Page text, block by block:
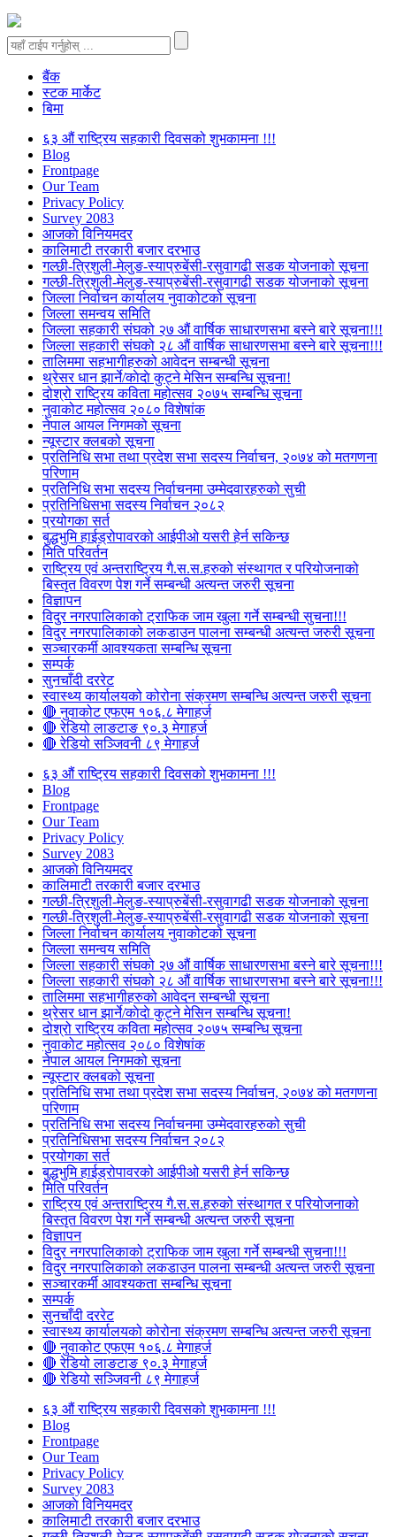
बैंक
स्टक मार्केट
बिमा
६३ औं राष्ट्रिय सहकारी दिवसको शुभकामना !!!
Blog
Frontpage
Our Team
Privacy Policy
Survey 2083
आजकाे विनियमदर
कालिमाटी तरकारी बजार दरभाउ
गल्छी-त्रिशुली-मेलुङ-स्याप्रुबेंसी-रसुवागढी सडक योजनाको सूचना
गल्छी-त्रिशुली-मेलुङ-स्याप्रुबेंसी-रसुवागढी सडक योजनाको सूचना
जिल्ला निर्वाचन कार्यालय नुवाकोटको सूचना
जिल्ला समन्वय समिति
जिल्ला सहकारी संघको २७ औं वार्षिक साधारणसभा बस्ने बारे सूचना!!!
जिल्ला सहकारी संघको २८ औं वार्षिक साधारणसभा बस्ने बारे सूचना!!!
तालिममा सहभागीहरुको आवेदन सम्बन्धी सूचना
थ्रेसर धान झार्ने/काेदाे कुट्ने मेसिन सम्बन्धि सूचना!
दोश्रो राष्ट्रिय कविता महोत्सव २०७५ सम्बन्धि सूचना
नुवाकोट महोत्सव २०८० विशेषांक
नेपाल आयल निगमको सूचना
न्यूस्टार क्लबको सूचना
प्रतिनिधि सभा तथा प्रदेश सभा सदस्य निर्वाचन, २०७४ को मतगणना
परिणाम
प्रतिनिधि सभा सदस्य निर्वाचनमा उम्मेदवारहरुको सुची
प्रतिनिधिसभा सदस्य निर्वाचन २०८२
प्रयोगका सर्त
बुद्धभुमि हाईड्रोपावरको आईपीओ यसरी हेर्न सकिन्छ
मिति परिवर्तन
राष्ट्रिय एवं अन्तराष्ट्रिय गै.स.स.हरुको संस्थागत र परियोजनाको
बिस्तृत विवरण पेश गर्ने सम्बन्धी अत्यन्त जरुरी सूचना
विज्ञापन
विदुर नगरपालिकाको ट्राफिक जाम खुला गर्ने सम्बन्धी सुचना!!!
विदुर नगरपालिकाको लकडाउन पालना सम्बन्धी अत्यन्त जरुरी सूचना
सञ्चारकर्मी आवश्यकता सम्बन्धि सूचना
सम्पर्क
सुनचाँदी दररेट
स्वास्थ्य कार्यालयको कोरोना संक्रमण सम्बन्धि अत्यन्त जरुरी सूचना
🔴 नुवाकोट एफएम १०६.८ मेगाहर्ज
🔴 रेडियो लाङटाङ ९०.३ मेगाहर्ज
🔴 रेडियो सञ्जिवनी ८९ मेगाहर्ज
६३ औं राष्ट्रिय सहकारी दिवसको शुभकामना !!!
Blog
Frontpage
Our Team
Privacy Policy
Survey 2083
आजकाे विनियमदर
कालिमाटी तरकारी बजार दरभाउ
गल्छी-त्रिशुली-मेलुङ-स्याप्रुबेंसी-रसुवागढी सडक योजनाको सूचना
गल्छी-त्रिशुली-मेलुङ-स्याप्रुबेंसी-रसुवागढी सडक योजनाको सूचना
जिल्ला निर्वाचन कार्यालय नुवाकोटको सूचना
जिल्ला समन्वय समिति
जिल्ला सहकारी संघको २७ औं वार्षिक साधारणसभा बस्ने बारे सूचना!!!
जिल्ला सहकारी संघको २८ औं वार्षिक साधारणसभा बस्ने बारे सूचना!!!
तालिममा सहभागीहरुको आवेदन सम्बन्धी सूचना
थ्रेसर धान झार्ने/काेदाे कुट्ने मेसिन सम्बन्धि सूचना!
दोश्रो राष्ट्रिय कविता महोत्सव २०७५ सम्बन्धि सूचना
नुवाकोट महोत्सव २०८० विशेषांक
नेपाल आयल निगमको सूचना
न्यूस्टार क्लबको सूचना
प्रतिनिधि सभा तथा प्रदेश सभा सदस्य निर्वाचन, २०७४ को मतगणना
परिणाम
प्रतिनिधि सभा सदस्य निर्वाचनमा उम्मेदवारहरुको सुची
प्रतिनिधिसभा सदस्य निर्वाचन २०८२
प्रयोगका सर्त
बुद्धभुमि हाईड्रोपावरको आईपीओ यसरी हेर्न सकिन्छ
मिति परिवर्तन
राष्ट्रिय एवं अन्तराष्ट्रिय गै.स.स.हरुको संस्थागत र परियोजनाको
बिस्तृत विवरण पेश गर्ने सम्बन्धी अत्यन्त जरुरी सूचना
विज्ञापन
विदुर नगरपालिकाको ट्राफिक जाम खुला गर्ने सम्बन्धी सुचना!!!
विदुर नगरपालिकाको लकडाउन पालना सम्बन्धी अत्यन्त जरुरी सूचना
सञ्चारकर्मी आवश्यकता सम्बन्धि सूचना
सम्पर्क
सुनचाँदी दररेट
स्वास्थ्य कार्यालयको कोरोना संक्रमण सम्बन्धि अत्यन्त जरुरी सूचना
🔴 नुवाकोट एफएम १०६.८ मेगाहर्ज
🔴 रेडियो लाङटाङ ९०.३ मेगाहर्ज
🔴 रेडियो सञ्जिवनी ८९ मेगाहर्ज
६३ औं राष्ट्रिय सहकारी दिवसको शुभकामना !!!
Blog
Frontpage
Our Team
Privacy Policy
Survey 2083
आजकाे विनियमदर
कालिमाटी तरकारी बजार दरभाउ